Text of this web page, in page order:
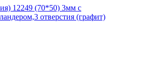
12249 (70*50) 3мм с
отверстия (графит)